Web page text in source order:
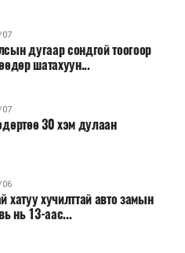
07
дугаар сондгой тоогоор
шатахуун...
07
30 хэм дулаан
06
хатуу хучилттай авто замын
нь 13-аас...